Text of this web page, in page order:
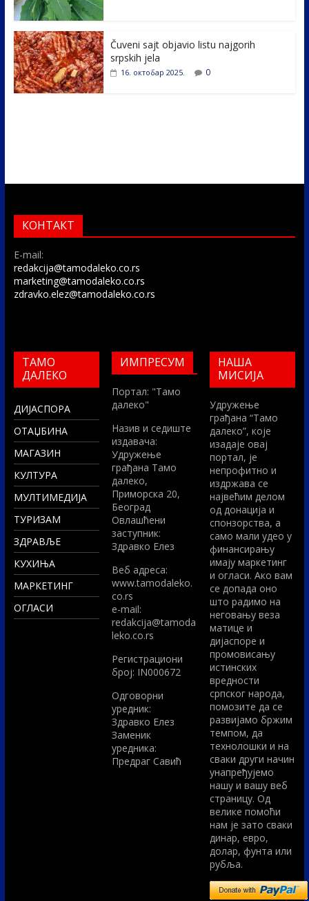
Čuveni sajt objavio listu najgorih
srpskih jela
16. октобар 2025. 0
КОНТАКТ
E-mail:
redakcija@tamodaleko.co.rs
marketing@tamodaleko.co.rs
zdravko.elez@tamodaleko.co.rs
ТАМО
ДАЛЕКО
ДИЈАСПОРА
ОТАЏБИНА
МАГАЗИН
КУЛТУРА
МУЛТИМЕДИЈА
ТУРИЗАМ
ЗДРАВЉЕ
КУХИЊА
МАРКЕТИНГ
ОГЛАСИ
ИМПРЕСУМ
Портал: "Тамо
далеко"
Назив и седиште
издавача:
Удружење
грађана Тамо
далеко,
Приморска 20,
Београд
Овлашћени
заступник:
Здравко Елез
Вeб адреса:
www.tamodaleko.
co.rs
e-mail:
redakcija@tamoda
leko.co.rs
Регистрациони
број: IN000672
Одговорни
уредник:
Здравко Елез
Заменик
уредника:
Предраг Савић
НАША
МИСИЈА
Удружење
грађана “Тамо
далеко”, које
изадаје овај
портал, је
непрофитно и
издржава се
највећим делом
од донација и
спонзорства, а
само мали удео у
финансирању
имају маркетинг
и огласи. Ако вам
се допада оно
што радимо на
неговању веза
матице и
дијаспоре и
промовисању
истинских
вредности
српског народа,
помозите да се
развијамо бржим
темпом, да
технолошки и на
сваки други начин
унапређујемо
нашу и вашу веб
страницу. Од
велике помоћи
нам је зато сваки
динар, евро,
долар, фунта или
рубља.